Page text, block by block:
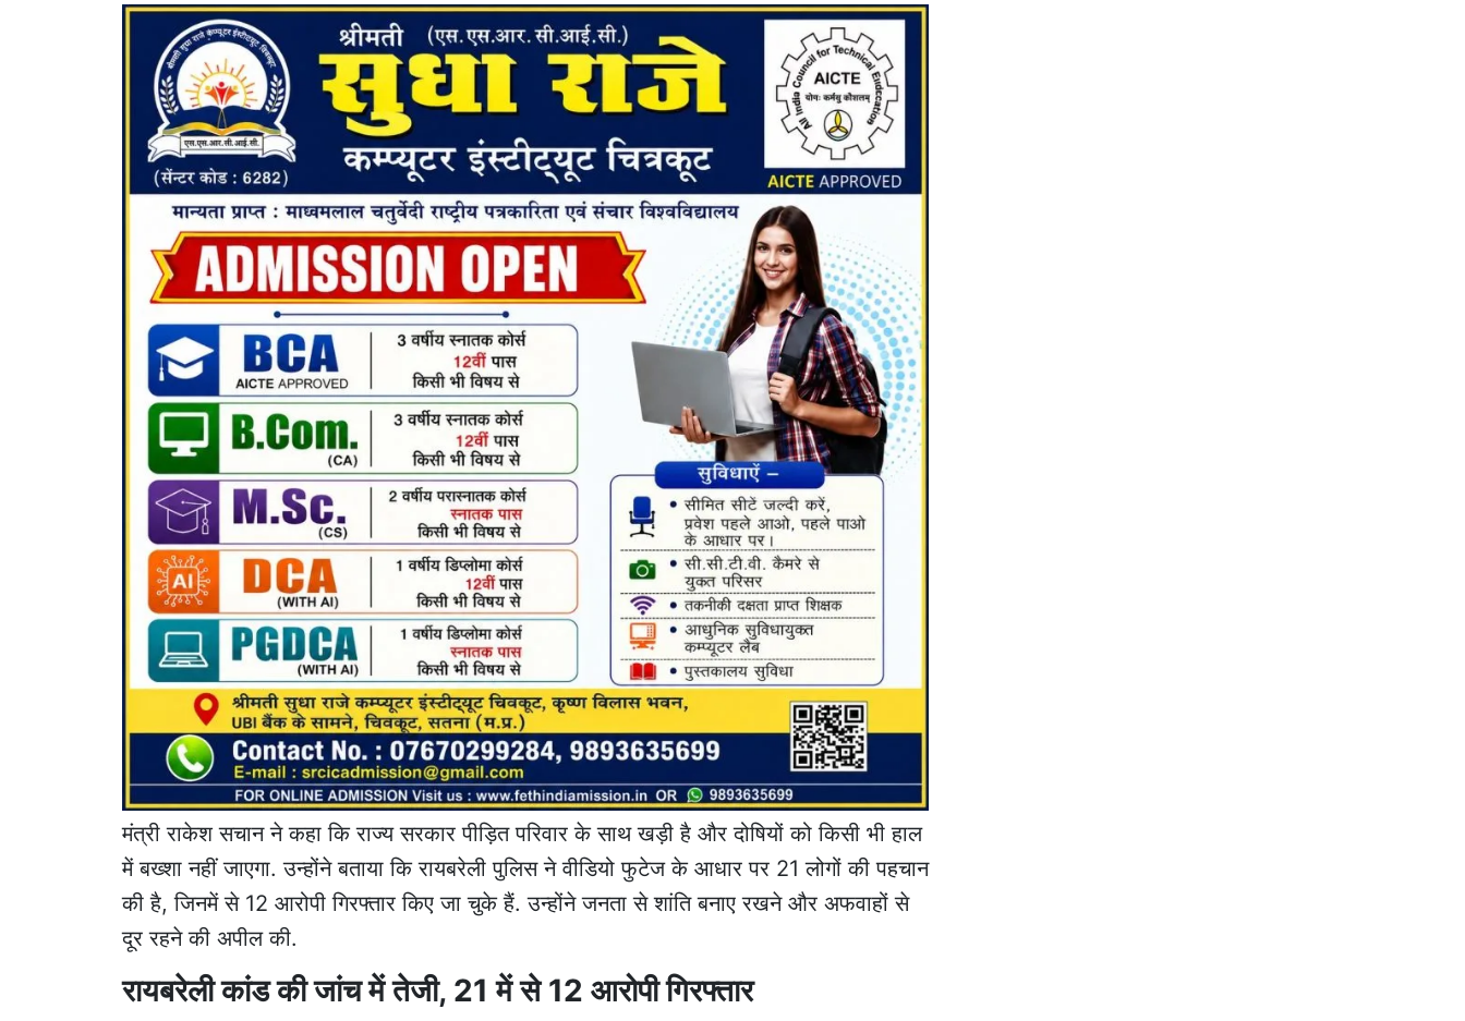
मंत्री राकेश सचान ने कहा कि राज्य सरकार पीड़ित परिवार के साथ खड़ी है और दोषियों को किसी भी हाल
में बख्शा नहीं जाएगा. उन्होंने बताया कि रायबरेली पुलिस ने वीडियो फुटेज के आधार पर 21 लोगों की पहचान
की है, जिनमें से 12 आरोपी गिरफ्तार किए जा चुके हैं. उन्होंने जनता से शांति बनाए रखने और अफवाहों से
दूर रहने की अपील की.
रायबरेली कांड की जांच में तेजी, 21 में से 12 आरोपी गिरफ्तार